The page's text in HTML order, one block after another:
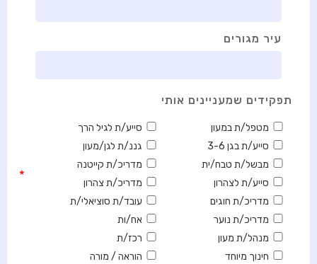
עיר מגורים
תפקידים שמעניינים אותי
מטפל/ת במעון
סייע/ת לגיל הרך
סייע/ת בגן 3-6
גננ/ת לגן/מעון
מבשל/ת טבח/ית
מדריכ/ת קייטנה
סייע/ת לצהרון
מדריכ/ת צהרון
מדריכ/ת חוגים
עובד/ת סוציאלי/ת
מדריכ/ת נוער
אח/ות
מנהל/ת מעון
רכז/ת
חינוך מיוחד
הוראה / מורה
*